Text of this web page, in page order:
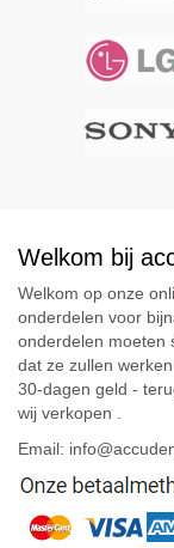
Welkom bij
Welkom op onze
onderdelen voor
onderdelen moeten
dat ze zullen
30-dagen geld -
wij verkopen .
Email: